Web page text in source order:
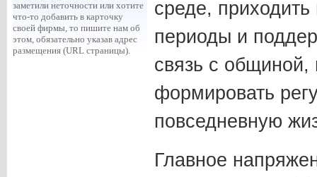
заметили неточности или хотите
что-то добавить в карточку
своей фирмы, то пишите нам об
этом, обязательно указав адрес
размещения (URL страницы).
среде,
периоды и
связь с общиной,
формировать
повседневную
Главное